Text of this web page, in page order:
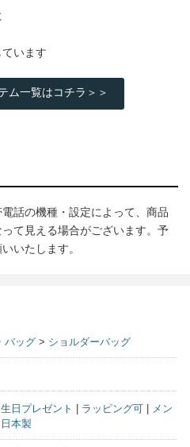
います
ム一覧はコチラ＞＞
話の機種・設定によって、商品
て見える場合がございます。予
いたします。
バッグ > ショルダーバッグ
日プレゼント | ラッピング可 | メン
日本製